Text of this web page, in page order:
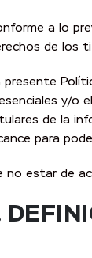
a lo
de los
presente
y/o
de la
para
no estar de